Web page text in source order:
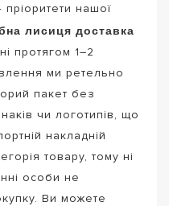
пріоритети нашої
лисиця доставка
протягом 1–2
ми ретельно
пакет без
чи логотипів, що
накладній
товару, тому ні
особи не
Ви можете